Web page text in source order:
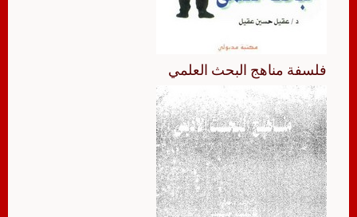
فلسفة مناهج البحث العلمي